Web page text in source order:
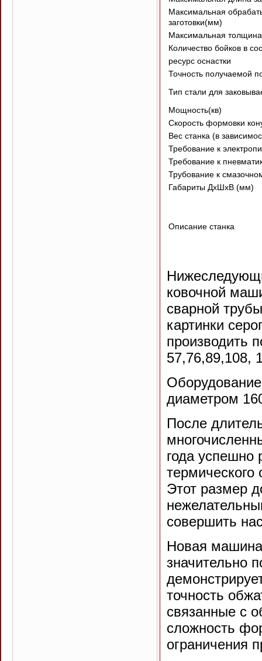
Максимальная
заготовки(мм)
Максимальная толщина
Количество бойков в
ресурс оснастки
Точность получаемой
Тип стали для
Мощность(кв)
Скорость формовки
Вес станка (в
Требование к
Требование к
Трубование к
Габариты ДхШхВ (мм)
Описание станка
ковочной
сварной
картинки
производить
57,76,89,108,
диаметром
После
года успешно
Этот размер
совершить
Новая
значительно
точность
связанные с
сложность
ограничения